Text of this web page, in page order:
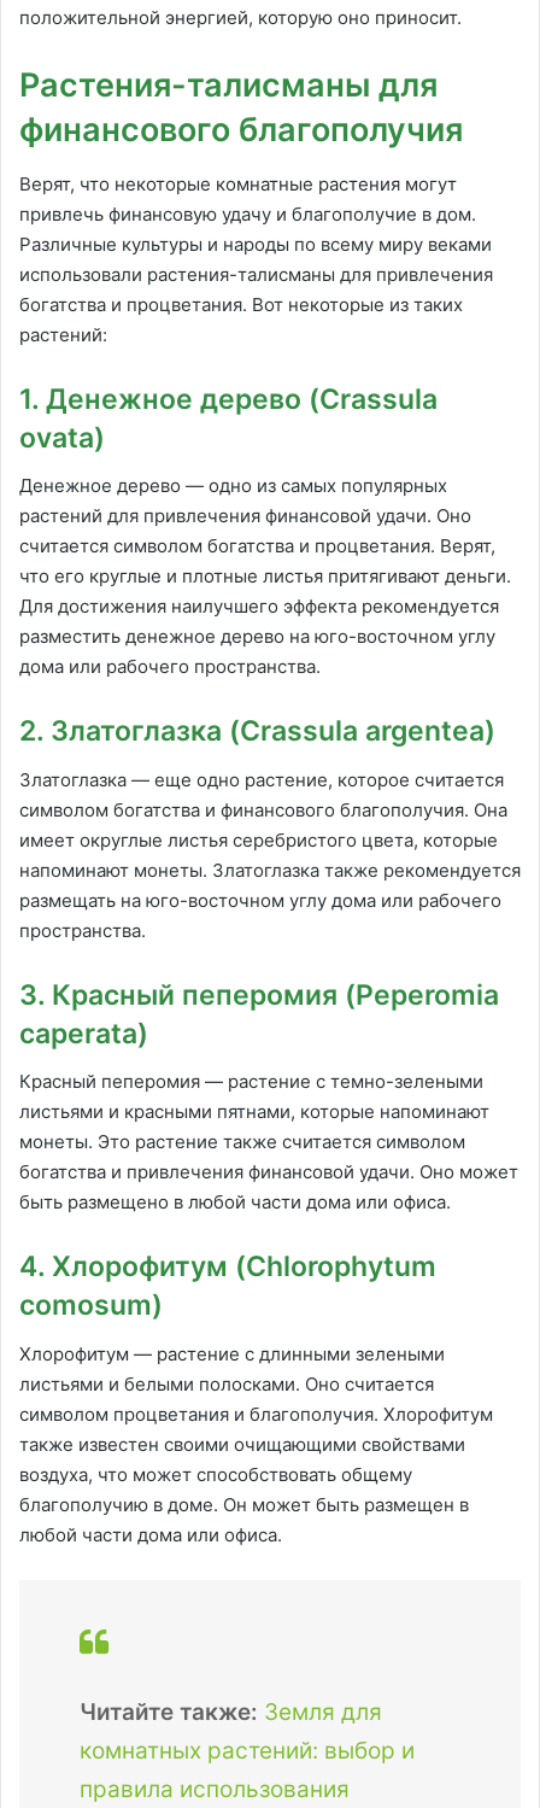
положительной энергией, которую оно приносит.
Растения-талисманы для
финансового благополучия
Верят, что некоторые комнатные растения могут
привлечь финансовую удачу и благополучие в дом.
Различные культуры и народы по всему миру веками
использовали растения-талисманы для привлечения
богатства и процветания. Вот некоторые из таких
растений:
1. Денежное дерево (Crassula
ovata)
Денежное дерево — одно из самых популярных
растений для привлечения финансовой удачи. Оно
считается символом богатства и процветания. Верят,
что его круглые и плотные листья притягивают деньги.
Для достижения наилучшего эффекта рекомендуется
разместить денежное дерево на юго-восточном углу
дома или рабочего пространства.
2. Златоглазка (Crassula argentea)
Златоглазка — еще одно растение, которое считается
символом богатства и финансового благополучия. Она
имеет округлые листья серебристого цвета, которые
напоминают монеты. Златоглазка также рекомендуется
размещать на юго-восточном углу дома или рабочего
пространства.
3. Красный пеперомия (Peperomia
caperata)
Красный пеперомия — растение с темно-зелеными
листьями и красными пятнами, которые напоминают
монеты. Это растение также считается символом
богатства и привлечения финансовой удачи. Оно может
быть размещено в любой части дома или офиса.
4. Хлорофитум (Chlorophytum
comosum)
Хлорофитум — растение с длинными зелеными
листьями и белыми полосками. Оно считается
символом процветания и благополучия. Хлорофитум
также известен своими очищающими свойствами
воздуха, что может способствовать общему
благополучию в доме. Он может быть размещен в
любой части дома или офиса.
Читайте также: Земля для
комнатных растений: выбор и
правила использования